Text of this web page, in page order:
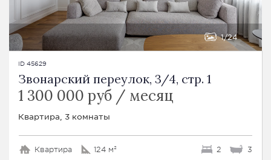
1 24
ID 45629
Звонарский переулок, 3/4, стр. 1
1 300 000 руб / месяц
Квартира, 3 комнаты
Квартира 124 м² 2 3